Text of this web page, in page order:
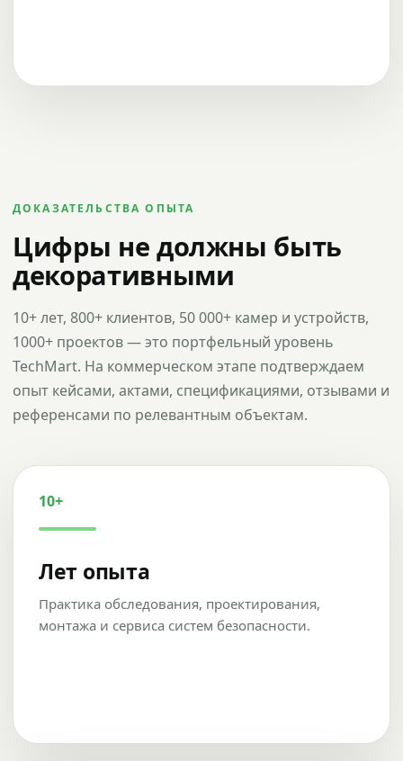
ДОКАЗАТЕЛЬСТВА ОПЫТА
Цифры не должны быть
декоративными
10+ лет, 800+ клиентов, 50 000+ камер и устройств,
1000+ проектов — это портфельный уровень
TechMart. На коммерческом этапе подтверждаем
опыт кейсами, актами, спецификациями, отзывами и
референсами по релевантным объектам.
10+
Лет опыта
Практика обследования, проектирования,
монтажа и сервиса систем безопасности.